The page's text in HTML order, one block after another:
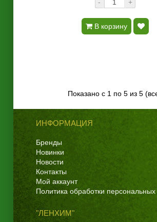
-
+
В корзину
Показано с 1 по 5 из 5
ИНФОРМАЦИЯ
Бренды
Новинки
Новости
Контакты
Мой аккаунт
Политика обработки
"ЛЕНХИМ"